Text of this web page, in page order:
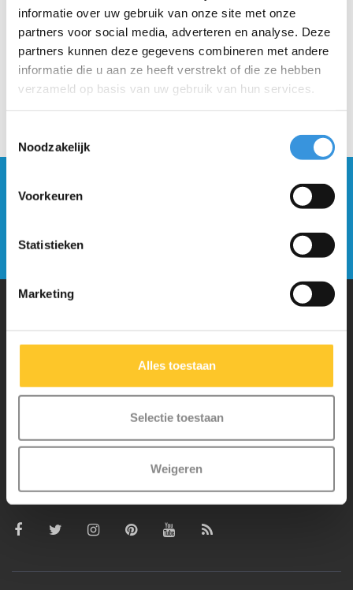
informatie over uw gebruik van onze site met onze
partners voor social media, adverteren en analyse. Deze
partners kunnen deze gegevens combineren met andere
informatie die u aan ze heeft verstrekt of die ze hebben
verzameld op basis van uw gebruik van hun services.
Noodzakelijk
Voorkeuren
Statistieken
Marketing
Alles toestaan
Selectie toestaan
Weigeren
Blijf op de hoogte en schrijf je in voor onze
nieuwsbrief
Verstuur
Waarom Micro Step?
veiligheid en zeer duurzaam. Elk onderdeel is los te vervangen. Je
hebt jarenlang plezier van een Micro step!